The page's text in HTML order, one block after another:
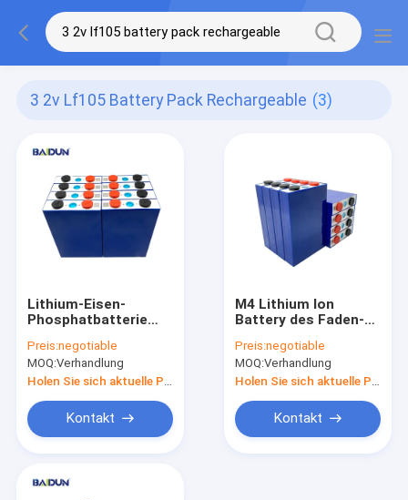
3 2v Lf105 Battery Pack Rechargeable (3)
Lithium-Eisen-
Phosphatbatterie
verpacken wieder
aufladbare 3500
Zyklen
Preis:negotiable
MOQ:Verhandlung
Kontakt
M4 Lithium Ion
Battery des Faden-
3500 Zyklen
Preis:negotiable
MOQ:Verhandlung
Kontakt